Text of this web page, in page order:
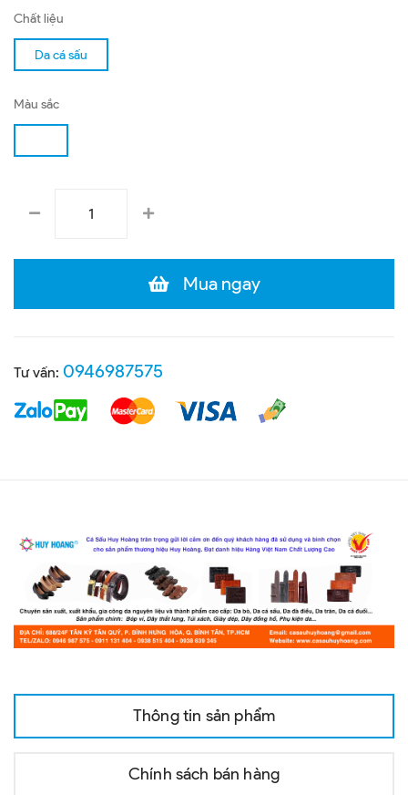
Chất liệu
Da cá sấu
Màu sắc
Mua ngay
Tư vấn: 0946987575
Thông tin sản phẩm
Chính sách bán hàng